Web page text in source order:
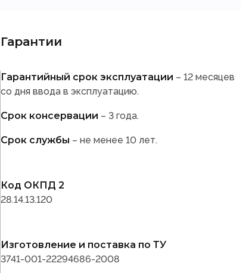
Гарантии
Гарантийный срок эксплуатации – 12 месяцев
со дня ввода в эксплуатацию.
Срок консервации – 3 года.
Срок службы – не менее 10 лет.
Код ОКПД 2
28.14.13.120
Изготовление и поставка по ТУ
3741-001-22294686-2008